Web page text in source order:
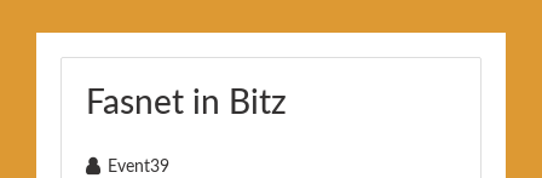
Fasnet in Bitz
Event39